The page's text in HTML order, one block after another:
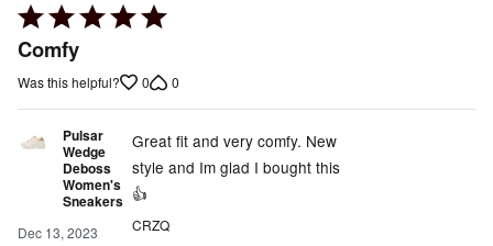
Rated
5
of
Comfy
Was this helpful? 0 0
Pulsar
Wedge
Deboss
Women's
Sneakers
Dec 13, 2023
Great fit and very comfy. New
style and Im glad I bought this
👍
CRZQ